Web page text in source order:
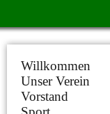
Willkommen
Unser Verein
Vorstand